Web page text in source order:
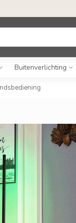
Buitenverlichting